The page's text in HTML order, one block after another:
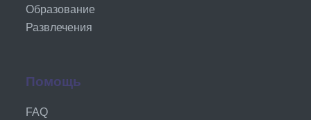
Образование
Развлечения
Помощь
FAQ